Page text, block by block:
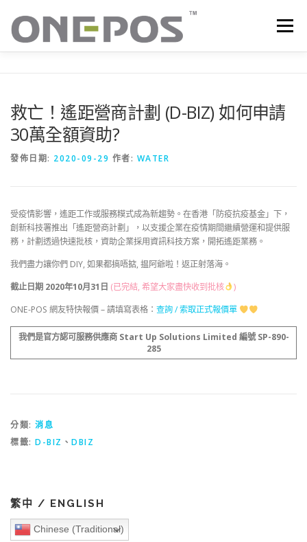
選單
技術支援 客戶感謝語
救亡！遙距營商計劃 (D-BIZ) 如何申請
30萬全額資助?
發佈日期: 2020-09-29 作者: WATER
受疫情影響，遙距工作或服務糢式成為新趨勢。在香港「防疫抗疫基金」下，
創新科技署推出「遙距營商計劃」，以支援企業在疫情期間繼續營運和提供服
務，計劃透過快速批核，資助企業採用資訊科技方案，開拓遙距業務。
我們盡力讓你們 DIY, 如果都搞唔掂, 揾阿爺啦！返正射落海。
截止日期 2020年10月31日 (已完結, 希望大家盡快收到批核
)
ONE-POS 網友特快報價 – 請填寫表格： 查詢 / 索取正式報價單
我們是官方認可服務供應商 Start Up Solutions Limited 編號 SP-890-
285
分類: 消息
標籤: D-BIZ 、 DBIZ
繁中 / ENGLISH
Chinese (Traditional)